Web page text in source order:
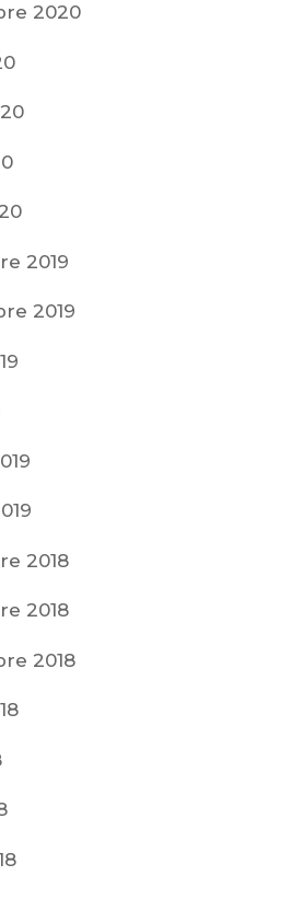
2020
2019
2019
2018
2018
2018